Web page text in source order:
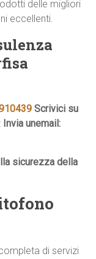
delle migliori
eccellenti.
Scrivici su
Invia unemail:
sicurezza della
di servizi